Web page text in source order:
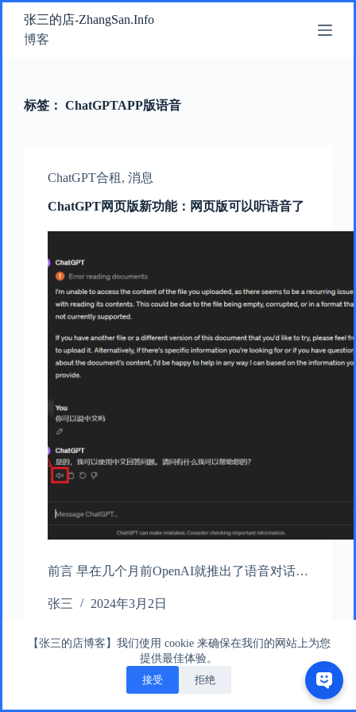
跳
过
内
【张三的店博客】我们使用 cookie 来确保在我们的网站上为您
提供最佳体验。
接受 拒绝
张三的店-ZhangSan.Info
博客
标签： ChatGPTAPP版语音
ChatGPT合租 , 消息
ChatGPT网页版新功能：网页版可以听语音了
前言 早在几个月前OpenAI就推出了语音对话…
张三 2024年3月2日